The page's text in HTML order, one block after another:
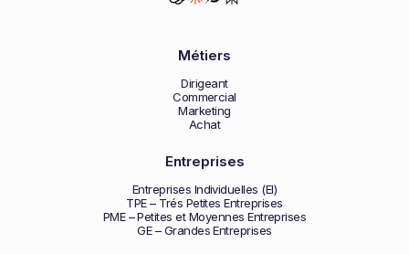
Métiers
Dirigeant
Commercial
Marketing
Achat
Entreprises
Entreprises Individuelles (EI)
TPE – Trés Petites Entreprises
PME – Petites et Moyennes Entreprises
GE – Grandes Entreprises